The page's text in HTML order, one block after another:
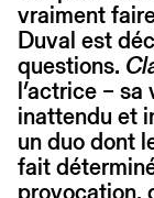
vraiment
Duval est
questions.
l’actrice –
inattendu et
un duo dont
fait